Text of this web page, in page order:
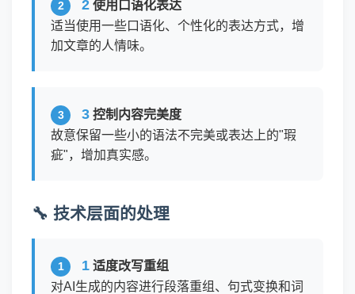
2 使用口语化表达
适当使用一些口语化、个性化的表达方式，增
加文章的人情味。
3 控制内容完美度
故意保留一些小的语法不完美或表达上的"瑕
疵"，增加真实感。
🔧 技术层面的处理
1 适度改写重组
对AI生成的内容进行段落重组、句式变换和词